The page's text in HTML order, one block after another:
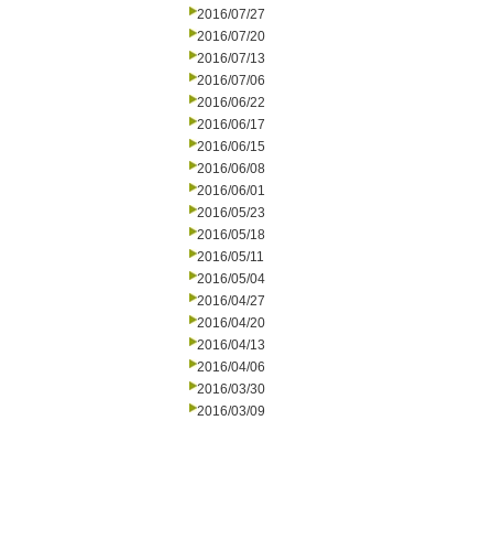
2016/07/27
2016/07/20
2016/07/13
2016/07/06
2016/06/22
2016/06/17
2016/06/15
2016/06/08
2016/06/01
2016/05/23
2016/05/18
2016/05/11
2016/05/04
2016/04/27
2016/04/20
2016/04/13
2016/04/06
2016/03/30
2016/03/09